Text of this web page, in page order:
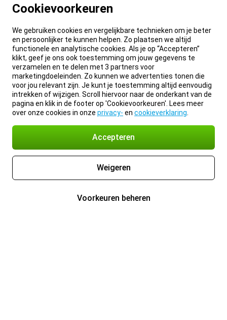
Cookievoorkeuren
We gebruiken cookies en vergelijkbare technieken om je beter
en persoonlijker te kunnen helpen. Zo plaatsen we altijd
functionele en analytische cookies. Als je op “Accepteren”
klikt, geef je ons ook toestemming om jouw gegevens te
verzamelen en te delen met 3 partners voor
marketingdoeleinden. Zo kunnen we advertenties tonen die
voor jou relevant zijn. Je kunt je toestemming altijd eenvoudig
intrekken of wijzigen. Scroll hiervoor naar de onderkant van de
pagina en klik in de footer op 'Cookievoorkeuren'. Lees meer
over onze cookies in onze privacy- en cookieverklaring
Accepteren
Weigeren
Voorkeuren beheren